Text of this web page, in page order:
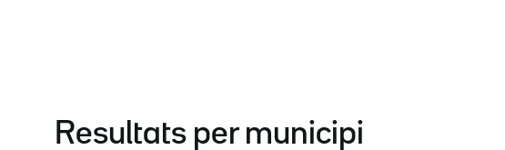
Resultats per municipi